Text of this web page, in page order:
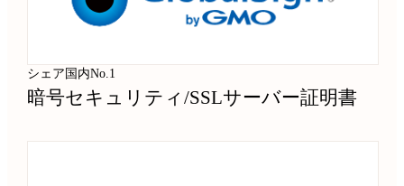
シェア国内No.1
暗号セキュリティ/SSLサーバー証明書